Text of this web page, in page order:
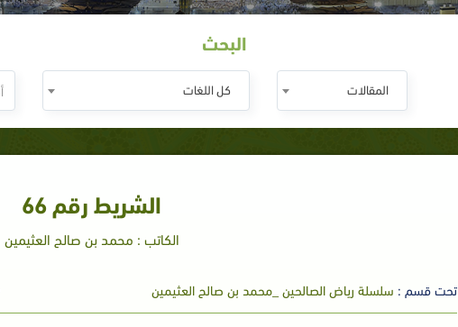
البحث
المقالات كل اللغات
الشريط رقم 66
الكاتب : محمد بن صالح العثيمين
تحت قسم : سلسلة رياض الصالحين _محمد بن صالح العثيمين